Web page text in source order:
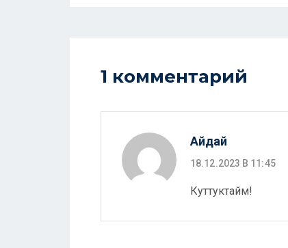
1 комментарий
Айдай
18.12.2023 В 11:45
Куттуктайм!